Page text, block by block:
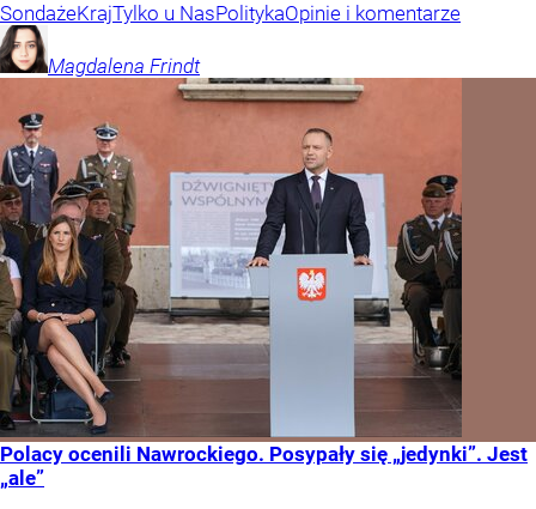
SondażeKrajTylko u NasPolitykaOpinie i komentarze
Magdalena Frindt
Polacy ocenili Nawrockiego. Posypały się „jedynki”. Jest
„ale”